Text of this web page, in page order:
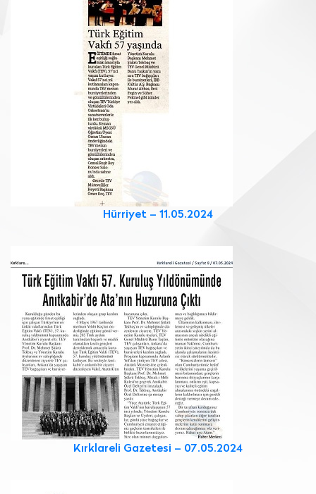
Hürriyet – 11.05.2024
Kırklareli Gazetesi – 07.05.2024